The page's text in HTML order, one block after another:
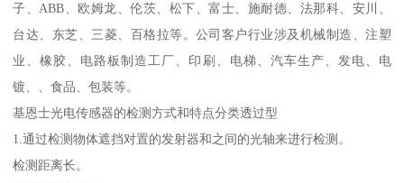
子、ABB、欧姆龙、伦茨、松下、富士、施耐德、法那科、安川、
台达、东芝、三菱、百格拉等。公司客户行业涉及机械制造、注塑
业、橡胶、电路板制造工厂、印刷、电梯、汽车生产、发电、电
镀、、食品、包装等。
基恩士光电传感器的检测方式和特点分类透过型
1.通过检测物体遮挡对置的发射器和之间的光轴来进行检测。
检测距离长。